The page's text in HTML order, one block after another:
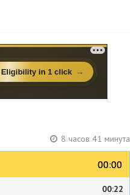
8 часов 41 минута
00:00
00:00
00:22